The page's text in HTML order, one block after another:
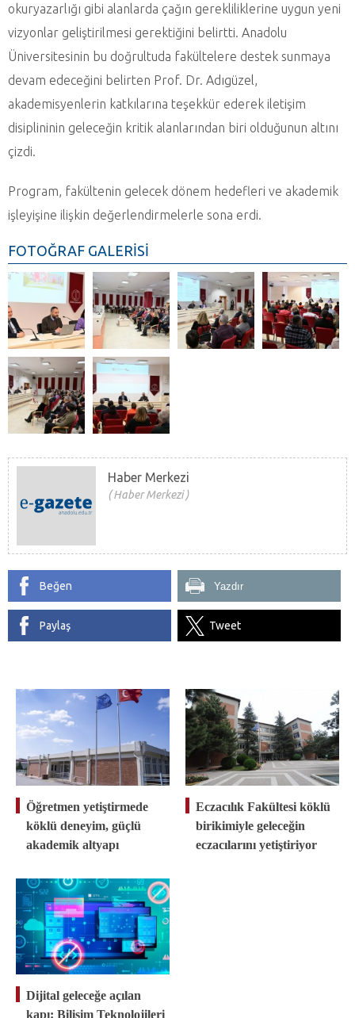
okuryazarlığı gibi alanlarda çağın gerekliliklerine uygun yeni
vizyonlar geliştirilmesi gerektiğini belirtti. Anadolu
Üniversitesinin bu doğrultuda fakültelere destek sunmaya
devam edeceğini belirten Prof. Dr. Adıgüzel,
akademisyenlerin katkılarına teşekkür ederek iletişim
disiplininin geleceğin kritik alanlarından biri olduğunun altını
çizdi.
Program, fakültenin gelecek dönem hedefleri ve akademik
işleyişine ilişkin değerlendirmelerle sona erdi.
FOTOĞRAF GALERİSİ
Haber Merkezi
Haber Merkezi
Beğen Yazdır
Paylaş Tweet
Öğretmen yetiştirmede
köklü deneyim, güçlü
akademik altyapı
Eczacılık Fakültesi köklü
birikimiyle geleceğin
eczacılarını yetiştiriyor
Dijital geleceğe açılan
kapı: Bilişim Teknolojileri